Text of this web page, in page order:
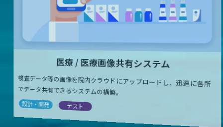
医療 / 医療画像共有システム
検査データ等の画像を院内クラウドにアップロードし、迅速に各所
でデータ共有できるシステムの構築。
設計・開発 テスト